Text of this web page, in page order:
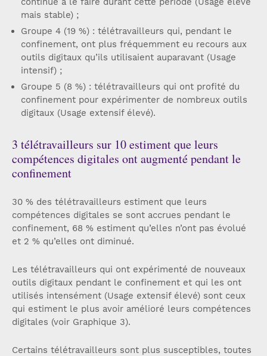
mais stable) ;
Groupe 4 (19 %) : télétravailleurs qui, pendant le
confinement, ont plus fréquemment eu recours aux
outils digitaux qu’ils utilisaient auparavant (Usage
intensif) ;
Groupe 5 (8 %) : télétravailleurs qui ont profité du
confinement pour expérimenter de nombreux outils
digitaux (Usage extensif élevé).
3 télétravailleurs sur 10 estiment que leurs
compétences digitales ont augmenté pendant le
confinement
30 % des télétravailleurs estiment que leurs
compétences digitales se sont accrues pendant le
confinement, 68 % estiment qu’elles n’ont pas évolué
et 2 % qu’elles ont diminué.
Les télétravailleurs qui ont expérimenté de nouveaux
outils digitaux pendant le confinement et qui les ont
utilisés intensément (Usage extensif élevé) sont ceux
qui estiment le plus avoir amélioré leurs compétences
digitales (voir Graphique 3).
Certains télétravailleurs sont plus susceptibles, toutes